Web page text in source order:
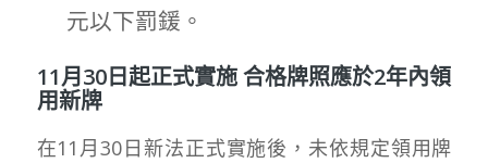
元以下罰鍰。
11月30日起正式實施 合格牌照應於2年內領
用新牌
在11月30日新法正式實施後，未依規定領用牌